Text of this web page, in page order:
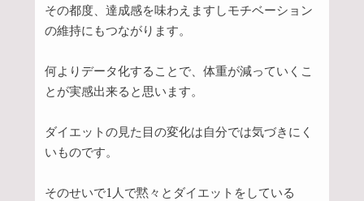
その都度、達成感を味わえますしモチベーション
の維持にもつながります。
何よりデータ化することで、体重が減っていくこ
とが実感出来ると思います。
ダイエットの見た目の変化は自分では気づきにく
いものです。
そのせいで1人で黙々とダイエットをしている